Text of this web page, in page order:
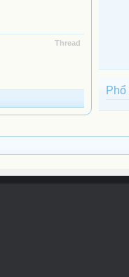
Thread